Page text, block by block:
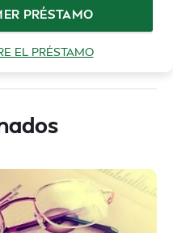
PRÉSTAMO
EL PRÉSTAMO